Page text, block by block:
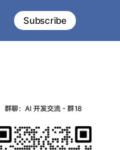
Subscribe